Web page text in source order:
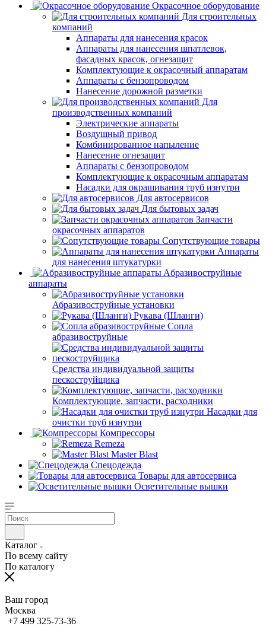
Окрасочное оборудование
Для строительных
компаний
Аппараты для нанесения красок
Аппараты для нанесения шпатлевок,
фасадных красок, огнезащит
Комплектующие к окрасочный аппаратам
Аппараты с бензопроводом
Нанесение дорожной разметки
Для
производственных компаний
Электрические аппараты
Воздушный привод
Комбинированное напыление
Нанесение огнезащит
Аппараты с бензопроводом
Комплектующие к окрасочным аппаратам
Насадки для окрашивания труб изнутри
Для автосервисов
Для бытовых задач
Запчасти
окрасочных аппаратов
Сопутствующие товары
Аппараты
для нанесения штукатурки
Aбразивоструйные
аппараты
Абразивоструйные установки
Рукава (Шланги)
Сопла
абразивоструйные
Средства индивидуальной защиты
пескоструйщика
Комплектующие, запчасти, расходники
Насадки для
очистки труб изнутри
Компрессоры
Remeza
Master Blast
Спецодежда
Товары для автосервиса
Осветительные вышки
Каталог
По всему сайту
По каталогу
Ваш город
Москва
+7 499 325-73-36